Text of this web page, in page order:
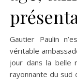
Gautier Paulin
véritable
jour dans la belle
rayonnante du sud